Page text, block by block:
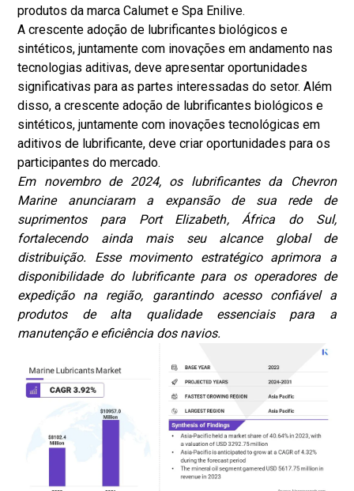
produtos da marca Calumet e Spa Enilive.
A crescente adoção de lubrificantes biológicos e
sintéticos, juntamente com inovações em andamento nas
tecnologias aditivas, deve apresentar oportunidades
significativas para as partes interessadas do setor. Além
disso, a crescente adoção de lubrificantes biológicos e
sintéticos, juntamente com inovações tecnológicas em
aditivos de lubrificante, deve criar oportunidades para os
participantes do mercado.
Em novembro de 2024, os lubrificantes da Chevron
Marine anunciaram a expansão de sua rede de
suprimentos para Port Elizabeth, África do Sul,
fortalecendo ainda mais seu alcance global de
distribuição. Esse movimento estratégico aprimora a
disponibilidade do lubrificante para os operadores de
expedição na região, garantindo acesso confiável a
produtos de alta qualidade essenciais para a
manutenção e eficiência dos navios.